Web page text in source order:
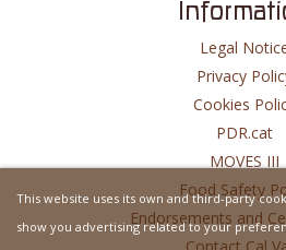
Legal
Privacy
Cookies
PDR.cat
MOVES III
Food Safety
Endorsements and
Contact Cal
This website uses its own and third-party
show you advertising related to your